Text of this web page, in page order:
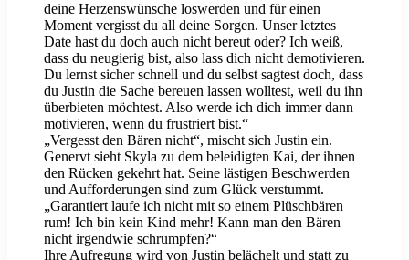
deine Herzenswünsche loswerden und für einen
Moment vergisst du all deine Sorgen. Unser letztes
Date hast du doch auch nicht bereut oder? Ich weiß,
dass du neugierig bist, also lass dich nicht demotivieren.
Du lernst sicher schnell und du selbst sagtest doch, dass
du Justin die Sache bereuen lassen wolltest, weil du ihn
überbieten möchtest. Also werde ich dich immer dann
motivieren, wenn du frustriert bist.“
„Vergesst den Bären nicht“, mischt sich Justin ein.
Genervt sieht Skyla zu dem beleidigten Kai, der ihnen
den Rücken gekehrt hat. Seine lästigen Beschwerden
und Aufforderungen sind zum Glück verstummt.
„Garantiert laufe ich nicht mit so einem Plüschbären
rum! Ich bin kein Kind mehr! Kann man den Bären
nicht irgendwie schrumpfen?“
Ihre Aufregung wird von Justin belächelt und statt zu